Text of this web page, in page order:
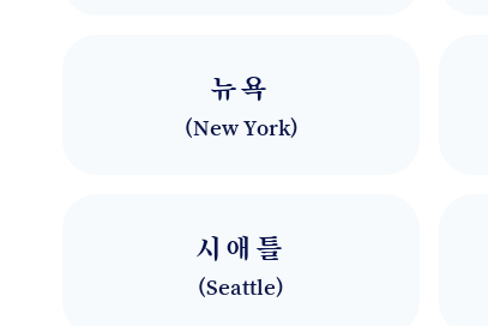
뉴욕
(New York)
시애틀
(Seattle)